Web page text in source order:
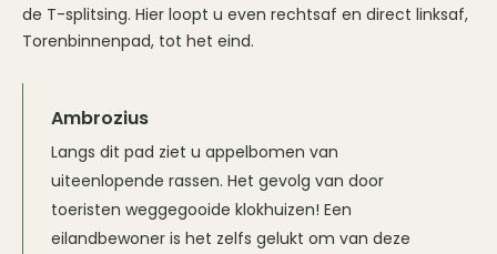
de T-splitsing. Hier loopt u even rechtsaf en direct linksaf,
Torenbinnenpad, tot het eind.
Ambrozius
Langs dit pad ziet u appelbomen van
uiteenlopende rassen. Het gevolg van door
toeristen weggegooide klokhuizen! Een
eilandbewoner is het zelfs gelukt om van deze